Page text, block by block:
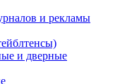
и рекламы
и дверные